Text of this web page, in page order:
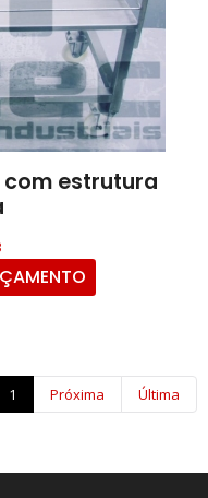
com estrutura
1 Próxima Última